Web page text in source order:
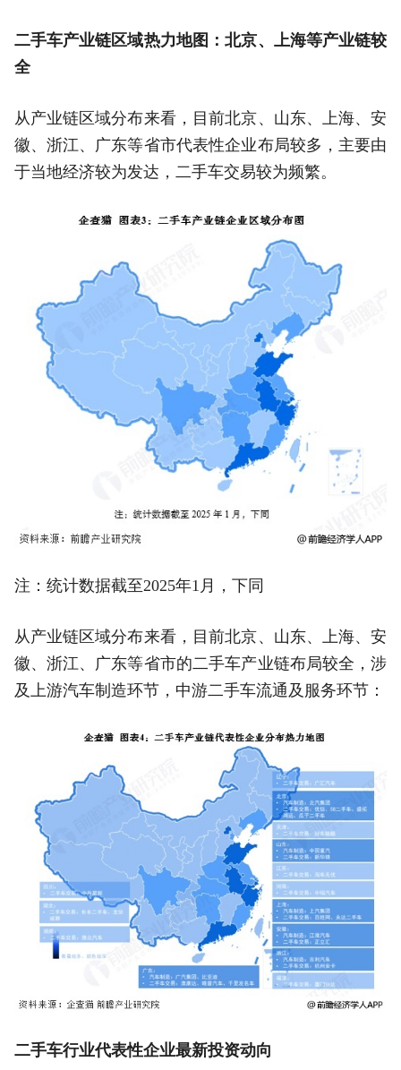
二手车产业链区域热力地图：北京、上海等产业链较
全
从产业链区域分布来看，目前北京、山东、上海、安
徽、浙江、广东等省市代表性企业布局较多，主要由
于当地经济较为发达，二手车交易较为频繁。
注：统计数据截至2025年1月，下同
从产业链区域分布来看，目前北京、山东、上海、安
徽、浙江、广东等省市的二手车产业链布局较全，涉
及上游汽车制造环节，中游二手车流通及服务环节：
二手车行业代表性企业最新投资动向